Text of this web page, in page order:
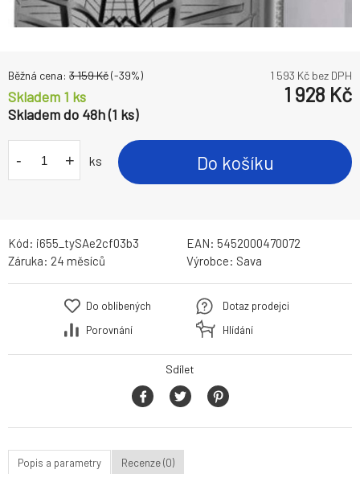
Běžná cena: 3 159Kč(-39%) 1 593 Kč bez DPH
Skladem 1 ks
Skladem do 48h (1 ks)
1 928 Kč
- + ks Do košíku
Kód: i655_tySAe2cf03b3 EAN: 5452000470072
Záruka: 24 měsíců Výrobce: Sava
Do oblíbených
Porovnání
Dotaz prodejci
Hlídání
Sdílet
Popis a parametry Recenze (0)